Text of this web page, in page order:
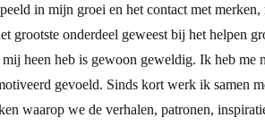
eerste zou ik geen carrière hebben zonder
in mijn groei en het contact met
grootste onderdeel geweest bij het helpen
heen heb is gewoon geweldig. Ik heb me